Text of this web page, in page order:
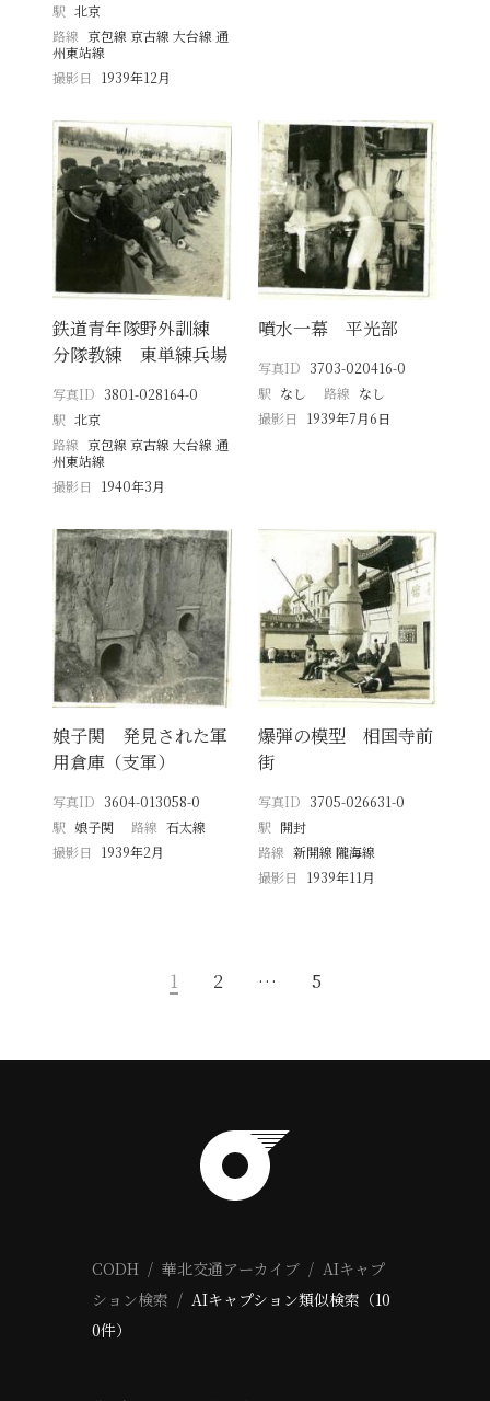
駅 北京
路線 京包線 京古線 大台線 通
州東站線
撮影日
1939年12月
鉄道青年隊野外訓練
分隊教練 東単練兵場
写真ID 3801-028164-0
駅 北京
路線 京包線 京古線 大台線 通
州東站線
撮影日
1940年3月
噴水一幕 平光部
写真ID 3703-020416-0
駅 なし 路線 なし
撮影日
1939年7月6日
娘子関 発見された軍
用倉庫（支軍）
写真ID 3604-013058-0
駅 娘子関 路線 石太線
撮影日
1939年2月
爆弾の模型 相国寺前
街
写真ID 3705-026631-0
駅 開封
路線 新開線 隴海線
撮影日
1939年11月
1 2 … 5
CODH 華北交通アーカイブ
AIキャプ
ション検索
AIキャプション類似検索（10
0件）